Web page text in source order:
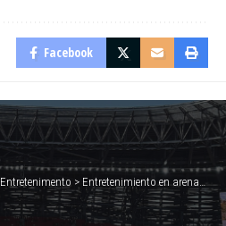
Facebook
Entretenimento > Entretenimiento en arenas en España: cómo la innovación está redefiniendo la experiencia del público